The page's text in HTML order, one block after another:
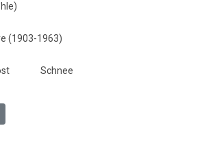
(1903-1963)
Schnee
Rekordzahlen am Kai - Heiligenhafener
Beitrag: Wer baut die Vogelfluglinie ? -